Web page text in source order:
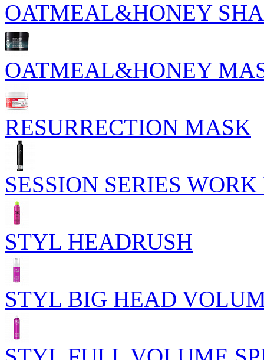
OATMEAL&HONEY
OATMEAL&HONEY
RESURRECTION MASK
SESSION SERIES
STYL HEADRUSH
STYL BIG HEAD